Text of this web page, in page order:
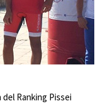
Ranking Pissei